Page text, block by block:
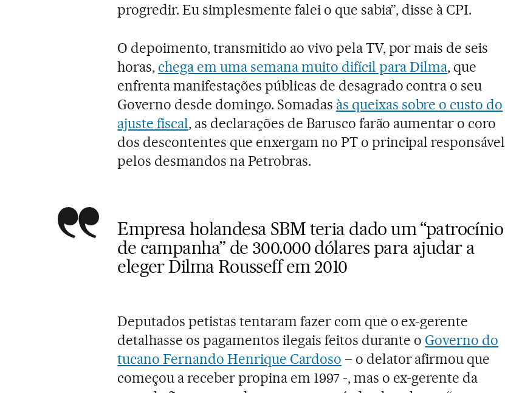
progredir. Eu simplesmente falei o que sabia”, disse à CPI.
O depoimento, transmitido ao vivo pela TV, por mais de seis
horas, chega em uma semana muito difícil para Dilma, que
enfrenta manifestações públicas de desagrado contra o seu
Governo desde domingo. Somadas às queixas sobre o custo do
ajuste fiscal, as declarações de Barusco farão aumentar o coro
dos descontentes que enxergam no PT o principal responsável
pelos desmandos na Petrobras.
Empresa holandesa SBM teria dado um “patrocínio
de campanha” de 300.000 dólares para ajudar a
eleger Dilma Rousseff em 2010
Deputados petistas tentaram fazer com que o ex-gerente
detalhasse os pagamentos ilegais feitos durante o Governo do
tucano Fernando Henrique Cardoso – o delator afirmou que
começou a receber propina em 1997 -, mas o ex-gerente da